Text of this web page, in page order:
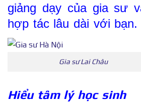
giảng dạy của gia sư
hợp tác lâu dài với bạn.
Gia sư Lai Châu
Hiểu tâm lý học sinh